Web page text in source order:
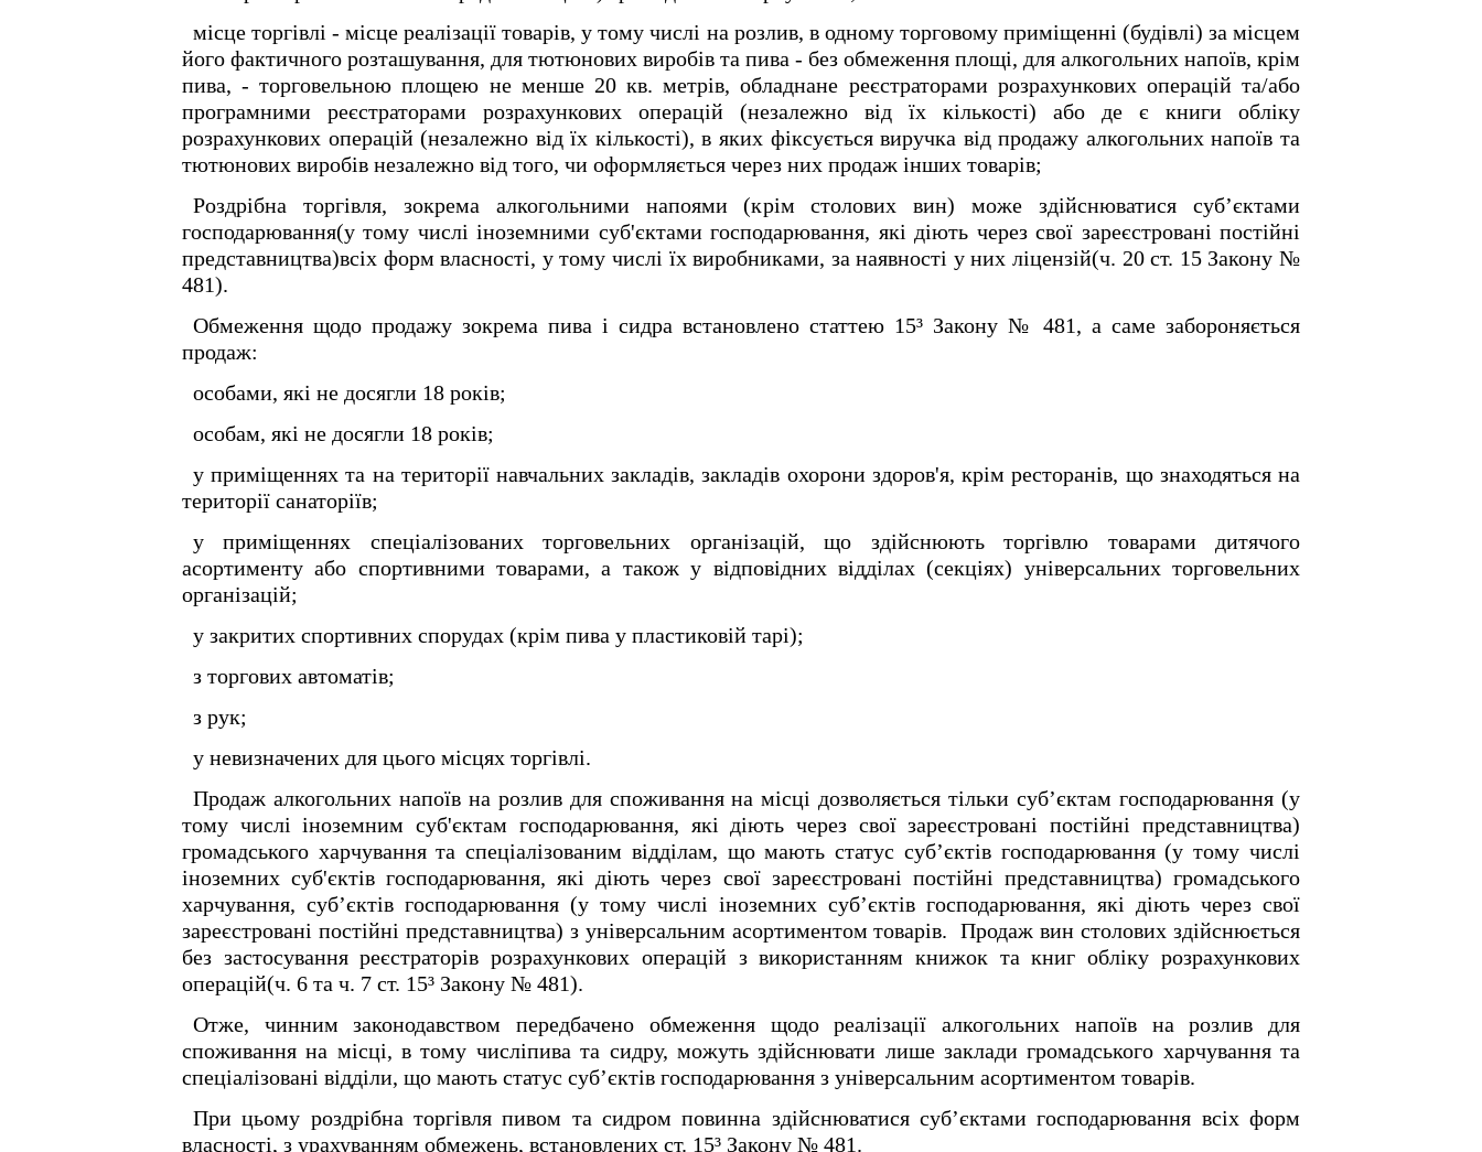
місце торгівлі - місце реалізації товарів, у тому числі на розлив, в одному торговому приміщенні (будівлі) за місцем
його фактичного розташування, для тютюнових виробів та пива - без обмеження площі, для алкогольних напоїв, крім
пива, - торговельною площею не менше 20 кв. метрів, обладнане реєстраторами розрахункових операцій та/або
програмними реєстраторами розрахункових операцій (незалежно від їх кількості) або де є книги обліку
розрахункових операцій (незалежно від їх кількості), в яких фіксується виручка від продажу алкогольних напоїв та
тютюнових виробів незалежно від того, чи оформляється через них продаж інших товарів;
Роздрібна торгівля, зокрема алкогольними напоями (крім столових вин) може здійснюватися суб’єктами
господарювання(у тому числі іноземними суб'єктами господарювання, які діють через свої зареєстровані постійні
представництва)всіх форм власності, у тому числі їх виробниками, за наявності у них ліцензій(ч. 20 ст. 15 Закону №
481).
Обмеження щодо продажу зокрема пива і сидра встановлено статтею 15³ Закону № 481, а саме забороняється
продаж:
особами, які не досягли 18 років;
особам, які не досягли 18 років;
у приміщеннях та на території навчальних закладів, закладів охорони здоров'я, крім ресторанів, що знаходяться на
території санаторіїв;
у приміщеннях спеціалізованих торговельних організацій, що здійснюють торгівлю товарами дитячого
асортименту або спортивними товарами, а також у відповідних відділах (секціях) універсальних торговельних
організацій;
у закритих спортивних спорудах (крім пива у пластиковій тарі);
з торгових автоматів;
з рук;
у невизначених для цього місцях торгівлі.
Продаж алкогольних напоїв на розлив для споживання на місці дозволяється тільки суб’єктам господарювання (у
тому числі іноземним суб'єктам господарювання, які діють через свої зареєстровані постійні представництва)
громадського харчування та спеціалізованим відділам, що мають статус суб’єктів господарювання (у тому числі
іноземних суб'єктів господарювання, які діють через свої зареєстровані постійні представництва) громадського
харчування, суб’єктів господарювання (у тому числі іноземних суб’єктів господарювання, які діють через свої
зареєстровані постійні представництва) з універсальним асортиментом товарів. Продаж вин столових здійснюється
без застосування реєстраторів розрахункових операцій з використанням книжок та книг обліку розрахункових
операцій(ч. 6 та ч. 7 ст. 15³ Закону № 481).
Отже, чинним законодавством передбачено обмеження щодо реалізації алкогольних напоїв на розлив для
споживання на місці, в тому числіпива та сидру, можуть здійснювати лише заклади громадського харчування та
спеціалізовані відділи, що мають статус суб’єктів господарювання з універсальним асортиментом товарів.
При цьому роздрібна торгівля пивом та сидром повинна здійснюватися суб’єктами господарювання всіх форм
власності, з урахуванням обмежень, встановлених ст. 15³ Закону № 481.